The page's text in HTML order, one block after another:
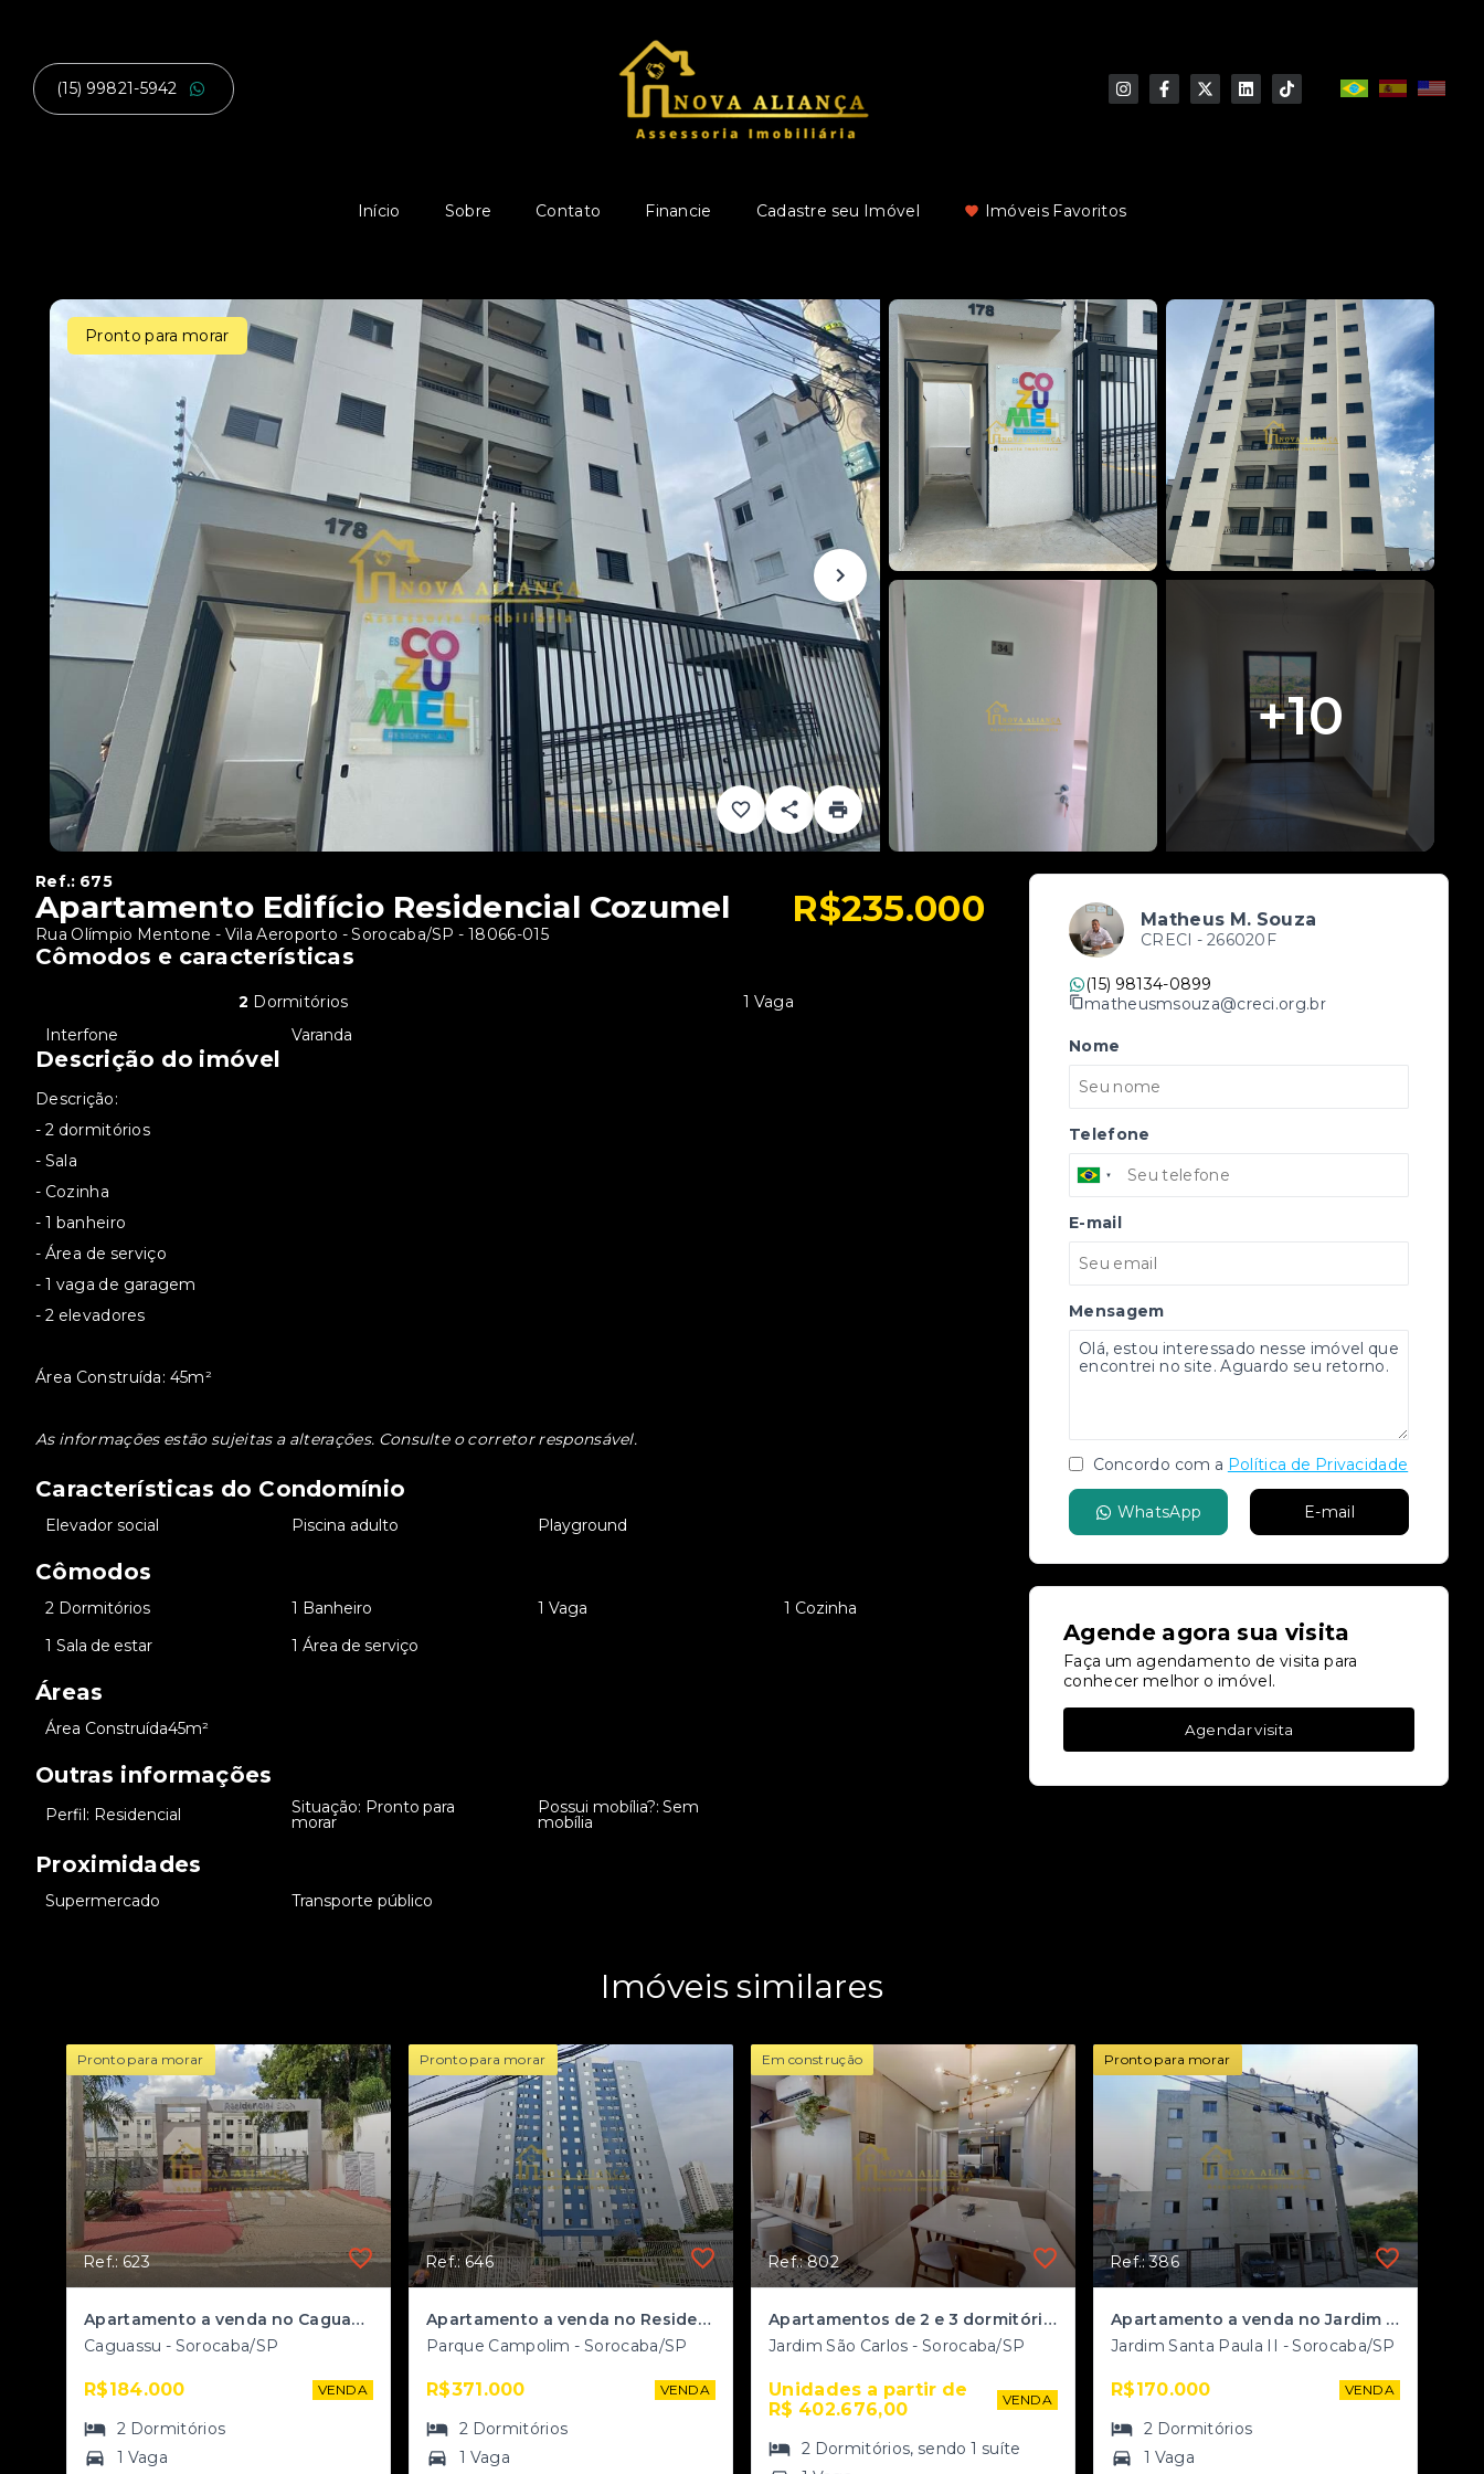
(15) 99821-5942
Início Sobre Contato Financie Cadastre seu Imóvel Imóveis Favoritos
Pronto para morar
+10
Ref.: 675
Apartamento Edifício Residencial Cozumel
Rua Olímpio Mentone - Vila Aeroporto - Sorocaba/SP - 18066-015
R$235.000
Cômodos e características
2 Dormitórios
1 Vaga
Interfone Varanda
Descrição do imóvel
Descrição:
- 2 dormitórios
- Sala
- Cozinha
- 1 banheiro
- Área de serviço
- 1 vaga de garagem
- 2 elevadores
Área Construída: 45m²
As informações estão sujeitas a alterações. Consulte o corretor responsável.
Características do Condomínio
Elevador social Piscina adulto Playground
Cômodos
2 Dormitórios 1 Banheiro 1 Vaga
1 Cozinha
1 Sala de estar 1 Área de serviço
Áreas
Área Construída45m²
Outras informações
Perfil: Residencial Situação: Pronto para
morar
Possui mobília?: Sem
mobília
Proximidades
Supermercado Transporte público
Matheus M. Souza
CRECI - 266020F
(15) 98134-0899
matheusmsouza@creci.org.br
Nome
Telefone
E-mail
Mensagem
Concordo com a Política de Privacidade
WhatsApp E-mail
Agende agora sua visita
Faça um agendamento de visita para
conhecer melhor o imóvel.
Agendar visita
Imóveis similares
Pronto para morar
Ref.: 623
Apartamento a venda no Caguassu
Caguassu - Sorocaba/SP
R$184.000 VENDA
2 Dormitórios
1 Vaga
Pronto para morar
Ref.: 646
Apartamento a venda no Residencial Vida Plena Campolim
Parque Campolim - Sorocaba/SP
R$371.000 VENDA
2 Dormitórios
1 Vaga
Em construção
Ref.: 802
Apartamentos de 2 e 3 dormitórios com lazer de alto padrão no Jardim São Carlos
Jardim São Carlos - Sorocaba/SP
Unidades a partir de
R$ 402.676,00
VENDA
2 Dormitórios, sendo1 suíte
Pronto para morar
Ref.: 386
Apartamento a venda no Jardim Santa Paula II
Jardim Santa Paula II - Sorocaba/SP
R$170.000 VENDA
2 Dormitórios
1 Vaga